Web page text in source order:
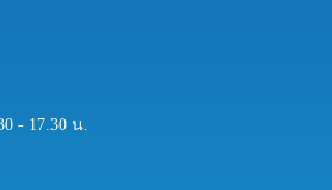
- 17.30 น.